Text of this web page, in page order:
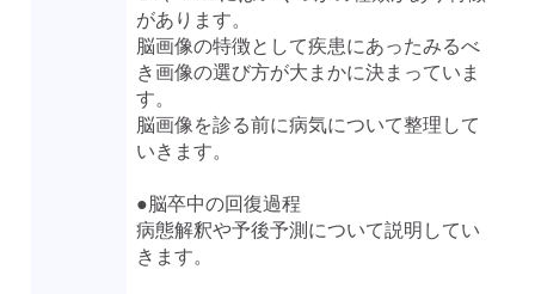
があります。
脳画像の特徴として疾患にあったみるべ
き画像の選び方が大まかに決まっていま
す。
脳画像を診る前に病気について整理して
いきます​。
●脳卒中の回復過程
病態解釈や予後予測について説明してい
きます。